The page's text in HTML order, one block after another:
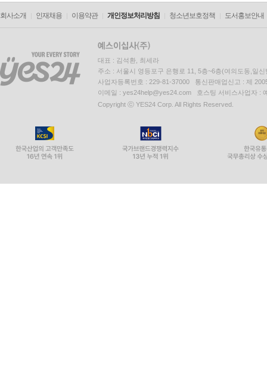
회사소개 인재채용 이용약관 개인정보처리방침 청소년보호정책 도서홍보안내
대표 : 김석환, 최세라
주소 : 서울시 영등포구 은행로 11, 5층~6층(여의도동,일신
사업자등록번호 : 229-81-37000 통신판매업신고 : 제
이메일 : yes24help@yes24.com 호스팅 서비스사업자 :
Copyright ⓒ YES24 Corp. All Rights Reserved.